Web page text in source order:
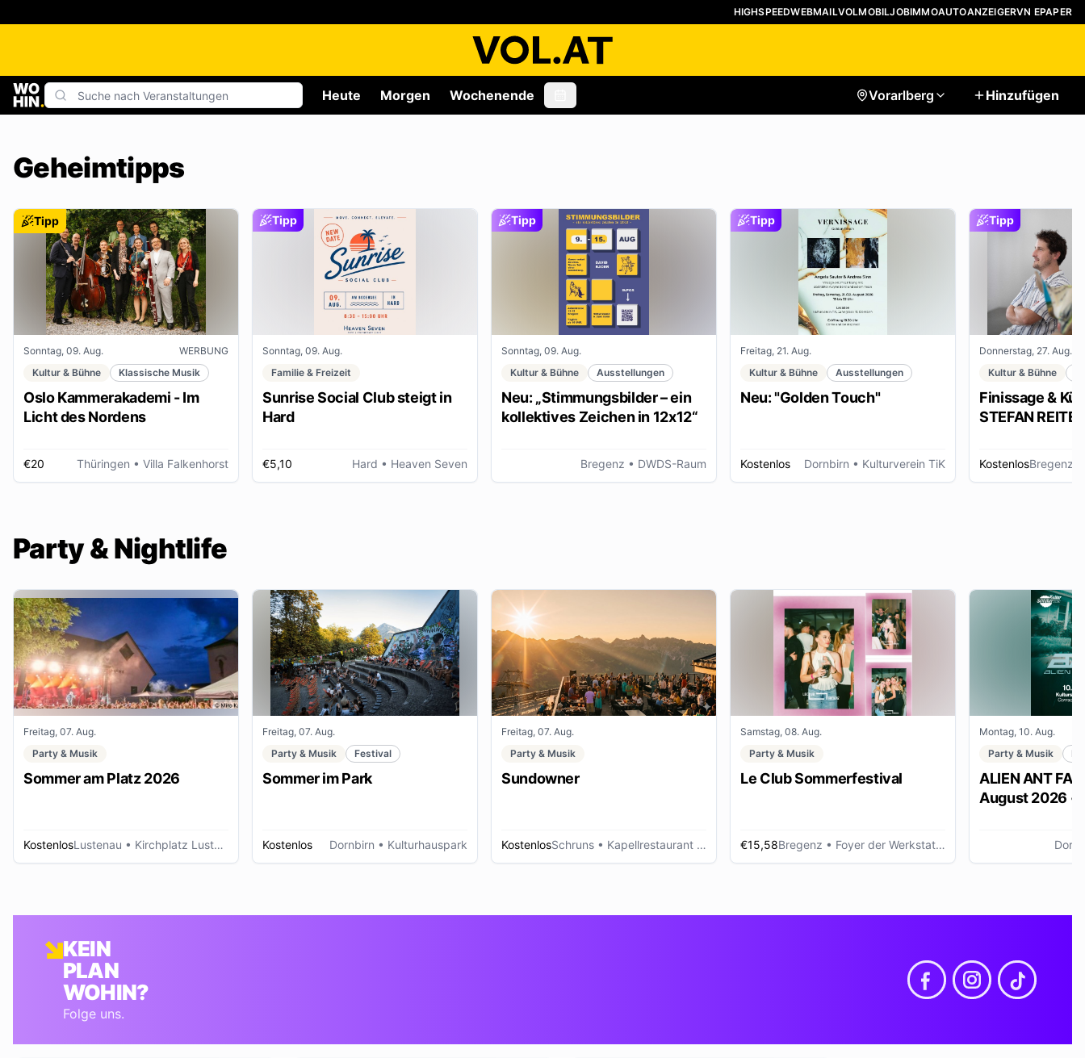
HIGHSPEEDWEBMAILVOLMOBILJOBIMMOAUTOANZEIGERVN EPAPER
Heute Morgen Wochenende Vorarlberg Hinzufügen
Geheimtipps
Tipp
Sonntag, 09. Aug.
WERBUNG
Kultur & Bühne
Klassische Musik
Oslo Kammerakademi - Im
Licht des Nordens
€20 Thüringen • Villa Falkenhorst
Tipp
Sonntag, 09. Aug.
Familie & Freizeit
Sunrise Social Club steigt in
Hard
€5,10 Hard • Heaven Seven
Tipp
Sonntag, 09. Aug.
Kultur & Bühne
Ausstellungen
Neu: „Stimmungsbilder – ein
kollektives Zeichen in 12x12“
Bregenz • DWDS-Raum
Tipp
Freitag, 21. Aug.
Kultur & Bühne
Ausstellungen
Neu: "Golden Touch"
Kostenlos Dornbirn • Kulturverein TiK
Tipp
Donnerstag, 27. Aug.
Kultur & Bühne
Finissage &
STEFAN
KostenlosBregenz
Party & Nightlife
Freitag, 07. Aug.
Party & Musik
Sommer am Platz 2026
KostenlosLustenau • Kirchplatz Lustenau
Freitag, 07. Aug.
Party & Musik
Festival
Sommer im Park
Kostenlos Dornbirn • Kulturhauspark
Freitag, 07. Aug.
Party & Musik
Sundowner
KostenlosSchruns • Kapellrestaurant - Hochjoch
Samstag, 08. Aug.
Party & Musik
Le Club Sommerfestival
€15,58Bregenz • Foyer der Werkstattbühne, Bregenz (AT)
Montag, 10. Aug.
Party & Musik
ALIEN ANT
August 2026 •
KEIN
PLAN
WOHIN?
Folge uns.